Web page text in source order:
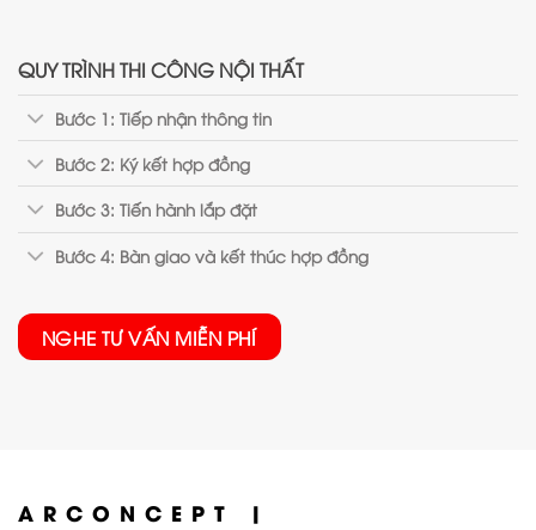
QUY TRÌNH THI CÔNG NỘI THẤT
Bước 1: Tiếp nhận thông tin
Bước 2: Ký kết hợp đồng
Bước 3: Tiến hành lắp đặt
Bước 4: Bàn giao và kết thúc hợp đồng
NGHE TƯ VẤN MIỄN PHÍ
ARCONCEPT |